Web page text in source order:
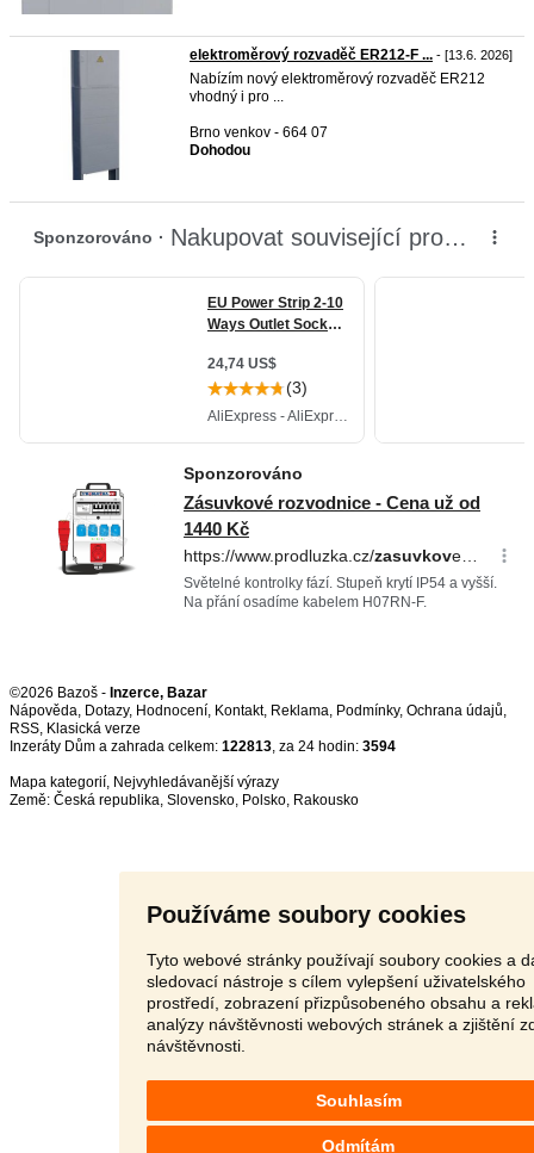
Používáme soubory cookies
Tyto webové stránky používají soubory cookies a
sledovací nástroje s cílem vylepšení uživatelského
prostředí, zobrazení přizpůsobeného obsahu a
analýzy návštěvnosti webových stránek a zjištění
návštěvnosti.
Souhlasím
Odmítám
elektroměrový rozvaděč ER212-F ... - [13.6. 2026]
Nabízím nový elektroměrový rozvaděč ER212
vhodný i pro ...
Brno venkov - 664 07
Dohodou
©2026 Bazoš - Inzerce, Bazar
Nápověda, Dotazy, Hodnocení, Kontakt, Reklama, Podmínky, Ochrana údajů,
RSS,
Inzeráty Dům a zahrada celkem: 122813, za 24 hodin: 3594
Mapa kategorií, Nejvyhledávanější výrazy
Země: Česká republika, Slovensko, Polsko, Rakousko